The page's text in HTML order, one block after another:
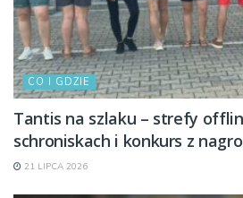
CO I GDZIE
Tantis na szlaku – strefy
schroniskach i konkurs z
21 LIPCA 2026